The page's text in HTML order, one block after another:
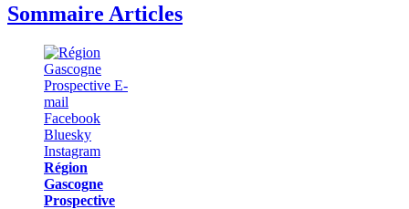
Sommaire Articles
Région
Gascogne
Prospective